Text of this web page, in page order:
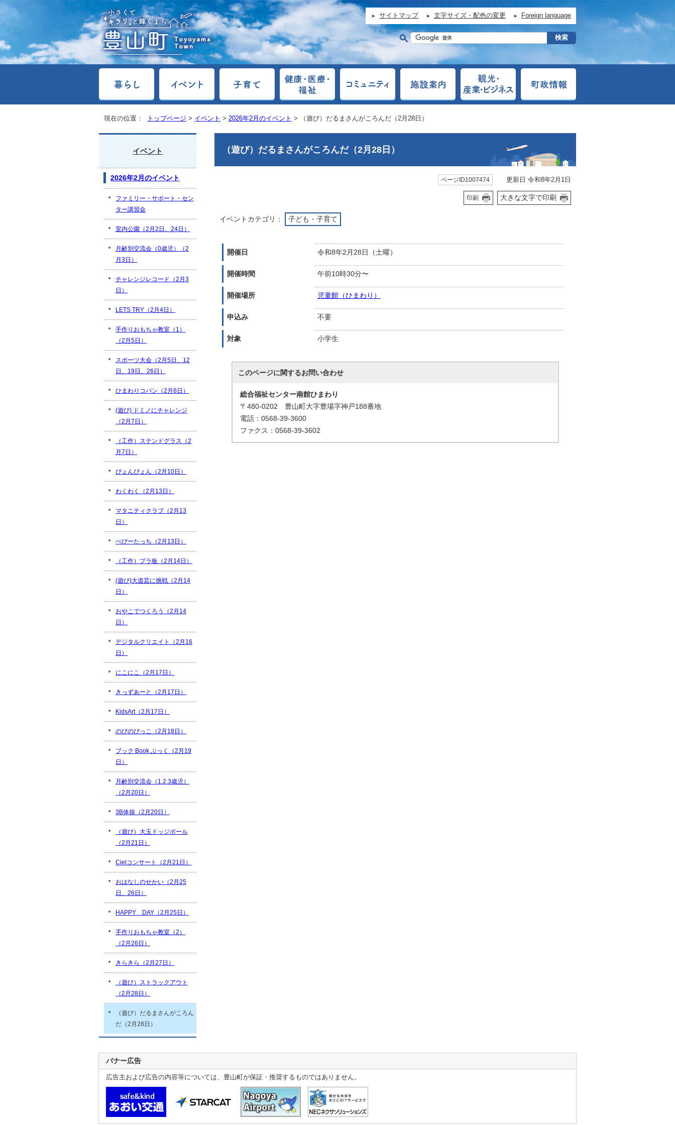
サイトマップ 文字サイズ・配色の変更 Foreign language
現在の位置： トップページ > イベント > 2026年2月のイベント > （遊び）だるまさんがころんだ（2月28日）
（遊び）だるまさんがころんだ（2月28日）
ページID1007474 更新日 令和8年2月1日
印刷 大きな文字で印刷
イベントカテゴリ： 子ども・子育て
開催日 令和8年2月28日（土曜）
開催時間 午前10時30分〜
開催場所 児童館（ひまわり）
申込み 不要
対象 小学生
このページに関するお問い合わせ
総合福祉センター南館ひまわり
〒480-0202 豊山町大字豊場字神戸188番地
電話：0568-39-3600
ファクス：0568-39-3602
イベント
2026年2月のイベント
ファミリー・サポート・セン
ター講習会
室内公園（2月2日、24日）
月齢別交流会（0歳児）（2
月3日）
チャレンジレコード（2月3
日）
LETS TRY（2月4日）
手作りおもちゃ教室（1）
（2月5日）
スポーツ大会（2月5日、12
日、19日、26日）
ひまわりコパン（2月6日）
(遊び) ドミノにチャレンジ
（2月7日）
（工作）ステンドグラス（2
月7日）
ぴょんぴょん（2月10日）
わくわく（2月13日）
マタニティクラブ（2月13
日）
べびーたっち（2月13日）
（工作）プラ板（2月14日）
(遊び)大道芸に挑戦（2月14
日）
おやこでつくろう（2月14
日）
デジタルクリエイト（2月16
日）
にこにこ（2月17日）
きっずあーと（2月17日）
KidsArt（2月17日）
のびのびっこ（2月18日）
ブック Book ぶっく（2月19
日）
月齢別交流会（1.2.3歳児）
（2月20日）
3B体操（2月20日）
（遊び）大玉ドッジボール
（2月21日）
Cielコンサート（2月21日）
おはなしのせかい（2月25
日、26日）
HAPPY DAY（2月25日）
手作りおもちゃ教室（2）
（2月26日）
きらきら（2月27日）
（遊び）ストラックアウト
（2月28日）
（遊び）だるまさんがころん
だ（2月28日）
バナー広告
広告主および広告の内容等については、豊山町が保証・推奨するものではありません。